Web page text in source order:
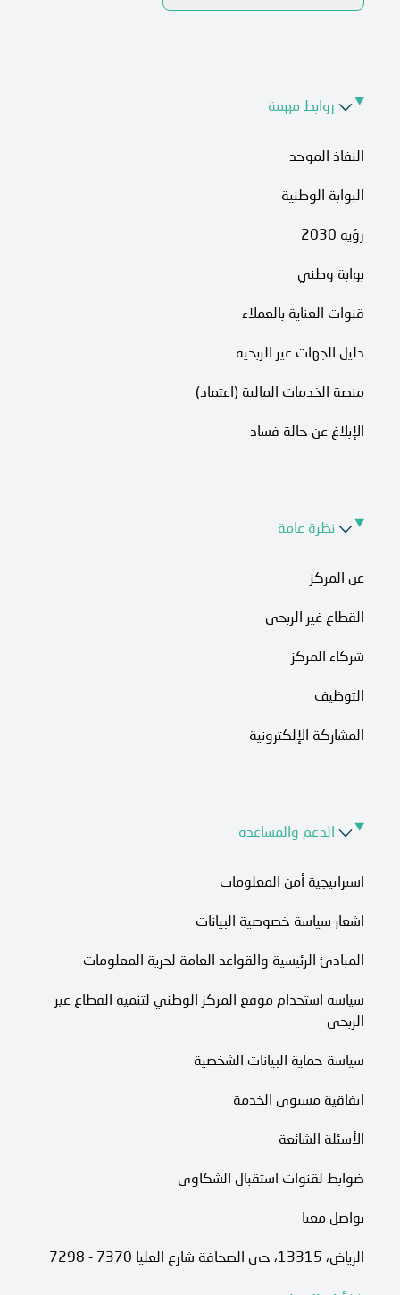
روابط مهمة
النفاذ الموحد
البوابة الوطنية
رؤية 2030
بوابة وطني
قنوات العناية بالعملاء
دليل الجهات غير الربحية
منصة الخدمات المالية (اعتماد)
الإبلاغ عن حالة فساد
نظرة عامة
عن المركز
القطاع غير الربحي
شركاء المركز
التوظيف
المشاركة الإلكترونية
الدعم والمساعدة
استراتيجية أمن المعلومات
اشعار سياسة خصوصية البيانات
المبادئ الرئيسية والقواعد العامة لحرية المعلومات
سياسة استخدام موقع المركز الوطني لتنمية القطاع غير
الربحي
سياسة حماية البيانات الشخصية
اتفاقية مستوى الخدمة​
الأسئلة الشائعة
ضوابط لقنوات استقبال الشكاوى
تواصل معنا
الرياض، 13315، حي الصحافة شارع العليا 7370 - 7298